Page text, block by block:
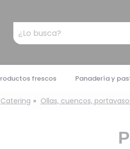
Mots
clés
frescos Panadería y
Catering Ollas, cuencos,